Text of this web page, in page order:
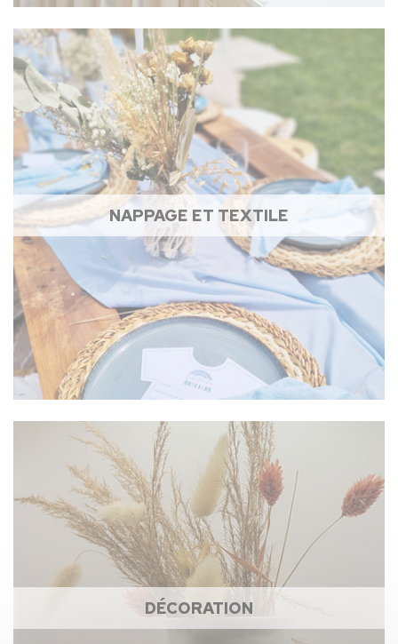
NAPPAGE ET TEXTILE
DÉCORATION